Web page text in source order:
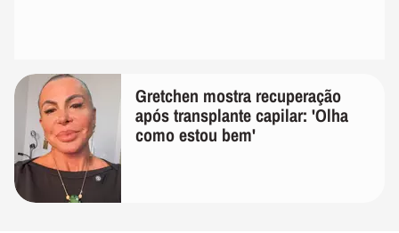
Gretchen mostra recuperação
após transplante capilar: 'Olha
como estou bem'